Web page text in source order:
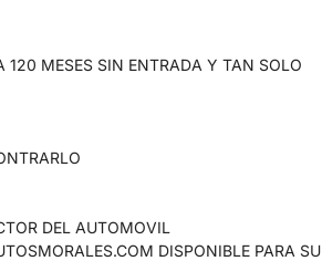
120 MESES SIN ENTRADA Y TAN SOLO
DEL AUTOMOVIL
DISPONIBLE PARA SU